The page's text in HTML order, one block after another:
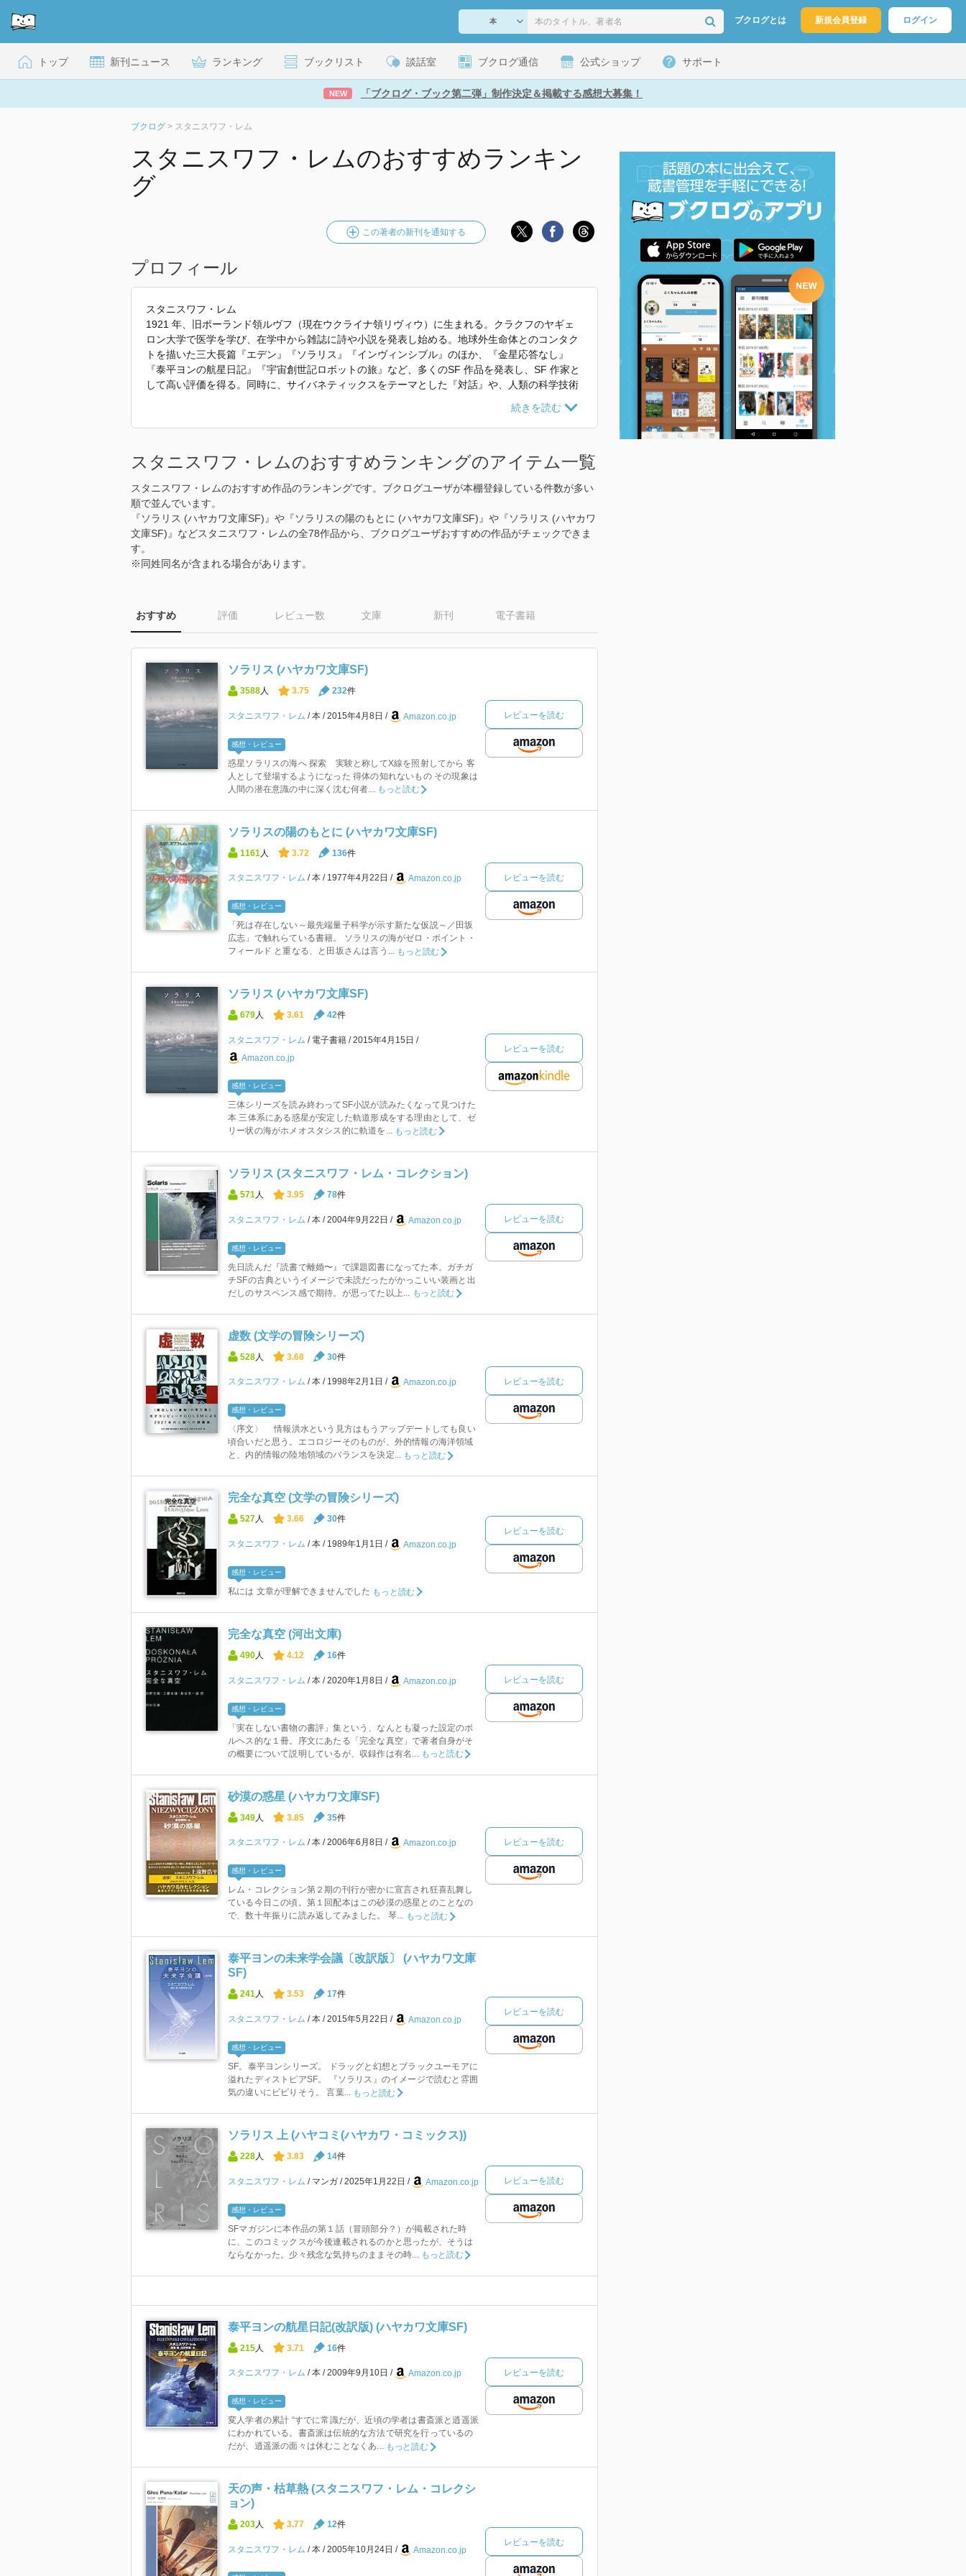
ブクログとは 新規会員登録 ログイン
トップ 新刊ニュース ランキング ブックリスト 談話室 ブクログ通信 公式ショップ サポート
NEW 「ブクログ・ブック第二弾」制作決定＆掲載する感想大募集！
ブクログ > スタニスワフ・レム
スタニスワフ・レムのおすすめランキン
グ
この著者の新刊を通知する
プロフィール
スタニスワフ・レム
1921 年、旧ポーランド領ルヴフ（現在ウクライナ領リヴィウ）に生まれる。クラクフのヤギェ
ロン大学で医学を学び、在学中から雑誌に詩や小説を発表し始める。地球外生命体とのコンタク
トを描いた三大長篇『エデン』『ソラリス』『インヴィンシブル』のほか、『金星応答なし』
『泰平ヨンの航星日記』『宇宙創世記ロボットの旅』など、多くのSF 作品を発表し、SF 作家と
して高い評価を得る。同時に、サイバネティックスをテーマとした『対話』や、人類の科学技術
た理論的大著を発表し、70 年代以降は『完全な真空』『虚数』『挑発』といったメタフィクショ
ナルな作品や文学評論のほか、『泰平ヨンの未来学会議』『大失敗』などを発表。小説から離れ
たに外に出ることなく人類と宇宙の未来を考察し続ける「クラクフの賢人」として知られた。20
「2023年 『火星からの来訪者』 で使われていた紹介文から引用しています。」
スタニスワフ・レムのおすすめランキングのアイテム一覧
スタニスワフ・レムのおすすめ作品のランキングです。ブクログユーザが本棚登録している件数が多い
順で並んでいます。
『ソラリス (ハヤカワ文庫SF)』や『ソラリスの陽のもとに (ハヤカワ文庫SF)』や『ソラリス (ハヤカワ
文庫SF)』などスタニスワフ・レムの全78作品から、ブクログユーザおすすめの作品がチェックできま
す。
※同姓同名が含まれる場合があります。
おすすめ 評価 レビュー数 文庫 新刊 電子書籍
ソラリス (ハヤカワ文庫SF)
3588人 3.75 232件
スタニスワフ・レム 本 2015年4月8日 Amazon.co.jp
感想・レビュー
惑星ソラリスの海へ 探索 実験と称してX線を照射してから 客
人として登場するようになった 得体の知れないもの その現象は
人間の潜在意識の中に深く沈む何者...
もっと読む
レビューを読む
ソラリスの陽のもとに (ハヤカワ文庫SF)
1161 人 3.72 136件
スタニスワフ・レム 本 1977年4月22日 Amazon.co.jp
感想・レビュー
「死は存在しない～最先端量子科学が示す新たな仮説～／田坂
広志」で触れらている書籍。 ソラリスの海がゼロ・ポイント・
フィールド と重なる、と田坂さんは言う... もっと読む
レビューを読む
ソラリス (ハヤカワ文庫SF)
679人 3.61 42件
スタニスワフ・レム 電子書籍
2015年4月15日
Amazon.co.jp
感想・レビュー
三体シリーズを読み終わってSF小説が読みたくなって見つけた
本 三体系にある惑星が安定した軌道形成をする理由として、ゼ
リー状の海がホメオスタシス的に軌道を... もっと読む
レビューを読む
ソラリス (スタニスワフ・レム・コレクション)
571 人 3.95 78件
スタニスワフ・レム 本 2004年9月22日 Amazon.co.jp
感想・レビュー
先日読んだ『読書で離婚〜』で課題図書になってた本。ガチガ
チSFの古典というイメージで未読だったがかっこいい装画と出
だしのサスペンス感で期待。が思ってた以上...
もっと読む
レビューを読む
虚数 (文学の冒険シリーズ)
528 人 3.68 30件
スタニスワフ・レム 本 1998年2月1日 Amazon.co.jp
感想・レビュー
〈序文〉 情報洪水という見方はもうアップデートしても良い
頃合いだと思う。エコロジーそのものが、外的情報の海洋領域
と、内的情報の陸地領域のバランスを決定... もっと読む
レビューを読む
完全な真空 (文学の冒険シリーズ)
527人 3.66 30件
スタニスワフ・レム 本 1989年1月1日 Amazon.co.jp
感想・レビュー
私には 文章が理解できませんでした もっと読む
レビューを読む
完全な真空 (河出文庫)
490 人 4.12 16件
スタニスワフ・レム 本 2020年1月8日 Amazon.co.jp
感想・レビュー
「実在しない書物の書評」集という、なんとも凝った設定のボ
ルヘス的な１冊。序文にあたる「完全な真空」で著者自身がそ
の概要について説明しているが、収録作は有名...
もっと読む
レビューを読む
砂漠の惑星 (ハヤカワ文庫SF)
349 人 3.85 35件
スタニスワフ・レム 本 2006年6月8日 Amazon.co.jp
感想・レビュー
レム・コレクション第２期の刊行が密かに宣言され狂喜乱舞し
ている今日この頃。第１回配本はこの砂漠の惑星とのことなの
で、数十年振りに読み返してみました。 琴... もっと読む
レビューを読む
泰平ヨンの未来学会議〔改訳版〕 (ハヤカワ文庫
SF)
241人 3.53 17件
スタニスワフ・レム 本 2015年5月22日 Amazon.co.jp
感想・レビュー
SF。泰平ヨンシリーズ。 ドラッグと幻想とブラックユーモアに
溢れたディストピアSF。 『ソラリス』のイメージで読むと雰囲
気の違いにビビりそう。 言葉... もっと読む
レビューを読む
ソラリス 上 (ハヤコミ(ハヤカワ・コミックス))
228 人 3.83 14件
スタニスワフ・レム マンガ 2025年1月22日 Amazon.co.jp
感想・レビュー
SFマガジンに本作品の第１話（冒頭部分？）が掲載された時
に、このコミックスが今後連載されるのかと思ったが、そうは
ならなかった。少々残念な気持ちのままその時...
もっと読む
レビューを読む
泰平ヨンの航星日記(改訳版) (ハヤカワ文庫SF)
215 人 3.71 16件
スタニスワフ・レム 本 2009年9月10日 Amazon.co.jp
感想・レビュー
変人学者の累計 “すでに常識だが、近頃の学者は書斎派と逍遥派
にわかれている。書斎派は伝統的な方法で研究を行っているの
だが、逍遥派の面々は休むことなくあ... もっと読む
レビューを読む
天の声・枯草熱 (スタニスワフ・レム・コレクシ
ョン)
203人 3.77 12件
スタニスワフ・レム 本 2005年10月24日 Amazon.co.jp
レビューを読む